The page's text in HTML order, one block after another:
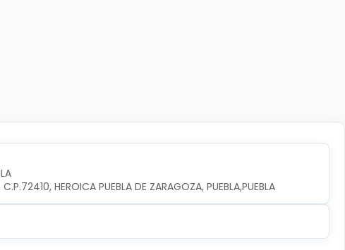
HEROICA PUEBLA DE ZARAGOZA, PUEBLA,PUEBLA